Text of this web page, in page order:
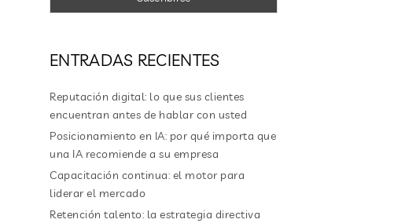
ENTRADAS RECIENTES
Reputación digital: lo que sus clientes
encuentran antes de hablar con usted
Posicionamiento en IA: por qué importa que
una IA recomiende a su empresa
Capacitación continua: el motor para
liderar el mercado
Retención talento: la estrategia directiva